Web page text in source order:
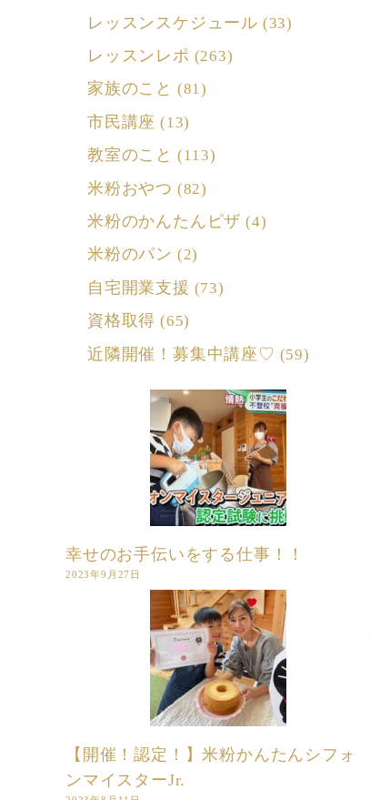
レッスンスケジュール (33)
レッスンレポ (263)
家族のこと (81)
市民講座 (13)
教室のこと (113)
米粉おやつ (82)
米粉のかんたんピザ (4)
米粉のパン (2)
自宅開業支援 (73)
資格取得 (65)
近隣開催！募集中講座♡ (59)
幸せのお手伝いをする仕事！！
2023年9月27日
【開催！認定！】米粉かんたんシフォ
ンマイスターJr.